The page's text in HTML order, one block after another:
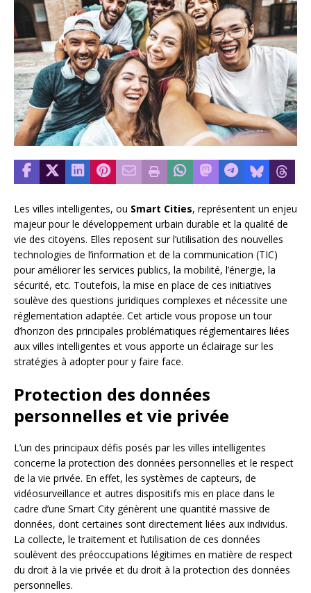
Les villes intelligentes, ou Smart Cities, représentent un enjeu
majeur pour le développement urbain durable et la qualité de
vie des citoyens. Elles reposent sur l’utilisation des nouvelles
technologies de l’information et de la communication (TIC)
pour améliorer les services publics, la mobilité, l’énergie, la
sécurité, etc. Toutefois, la mise en place de ces initiatives
soulève des questions juridiques complexes et nécessite une
réglementation adaptée. Cet article vous propose un tour
d’horizon des principales problématiques réglementaires liées
aux villes intelligentes et vous apporte un éclairage sur les
stratégies à adopter pour y faire face.
Protection des données
personnelles et vie privée
L’un des principaux défis posés par les villes intelligentes
concerne la protection des données personnelles et le respect
de la vie privée. En effet, les systèmes de capteurs, de
vidéosurveillance et autres dispositifs mis en place dans le
cadre d’une Smart City génèrent une quantité massive de
données, dont certaines sont directement liées aux individus.
La collecte, le traitement et l’utilisation de ces données
soulèvent des préoccupations légitimes en matière de respect
du droit à la vie privée et du droit à la protection des données
personnelles.